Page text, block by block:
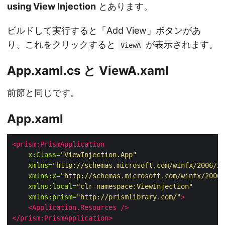
using View Injection とあります。
ビルドして実行すると「Add View」ボタンがあ
り、これをクリックすると
ViewA が表示されます。
App.xaml.cs と ViewA.xaml
前節と同じです。
App.xaml
<prism:PrismApplication
x:Class="ViewInjection.App"
xmlns="http://schemas.microsoft.com/winfx/2006/
xmlns:x="http://schemas.microsoft.com/winfx/
xmlns:local="clr-namespace:ViewInjection"
xmlns:prism="http://prismlibrary.com/">
<Application.Resources
/>
</prism:PrismApplication>